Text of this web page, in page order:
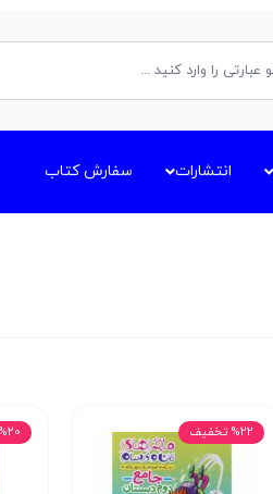
انتشارات سفارش کتاب
%22 تخفیف %20 تخفیف